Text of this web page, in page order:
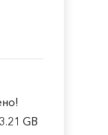
3.21 GB